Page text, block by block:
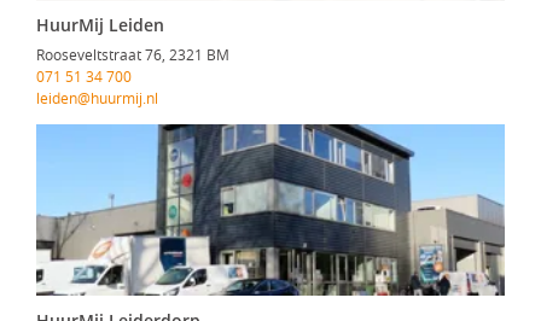
HuurMij Leiden
Rooseveltstraat 76, 2321 BM
071 51 34 700
leiden@huurmij.nl